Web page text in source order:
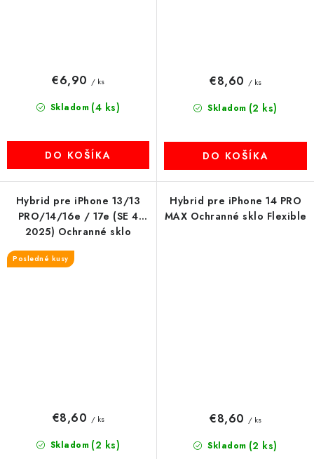
Skladom (4 ks)
€6,90 / ks
DO KOŠÍKA
Skladom (2 ks)
€8,60 / ks
DO KOŠÍKA
Hybrid pre iPhone 13/13
PRO/14/16e / 17e (SE 4
2025) Ochranné sklo
Flexible
Posledné kusy
Skladom (2 ks)
€8,60 / ks
Hybrid pre iPhone 14 PRO
MAX Ochranné sklo Flexible
Skladom (2 ks)
€8,60 / ks